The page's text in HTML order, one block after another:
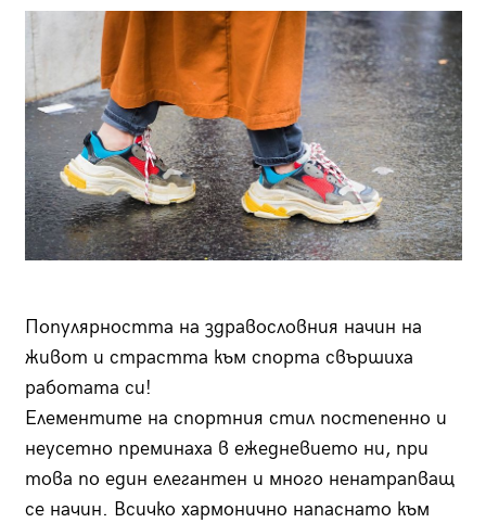
Популярността на здравословния начин на
живот и страстта към спорта свършиха
работата си!
Елементите на спортния стил постепенно и
неусетно преминаха в ежедневието ни, при
това по един елегантен и много ненатрапващ
се начин. Всичко хармонично напаснато към